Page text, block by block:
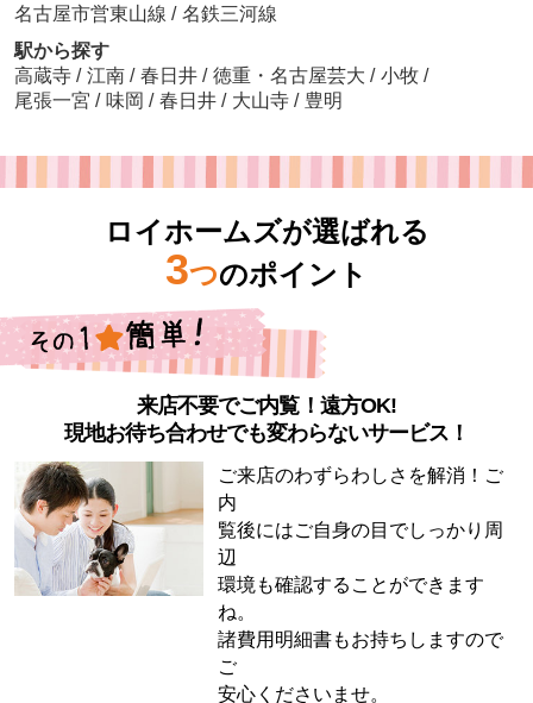
名古屋市営東山線 / 名鉄三河線
駅から探す
高蔵寺 / 江南 / 春日井 / 徳重・名古屋芸大 / 小牧 /
尾張一宮 / 味岡 / 春日井 / 大山寺 / 豊明
ロイホームズが選ばれる
3つのポイント
来店不要でご内覧！遠方OK!
現地お待ち合わせでも変わらないサービス！
ご来店のわずらわしさを解消！ご
内
覧後にはご自身の目でしっかり周
辺
環境も確認することができます
ね。
諸費用明細書もお持ちしますので
ご
安心くださいませ。